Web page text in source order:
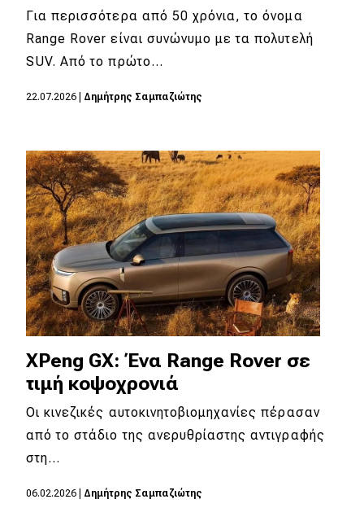
Ελλάδα
Κόσμος
Απόψεις
Test Drive
Δοκιμή
Αποστολή
Συγκρίνουμε
Αγώνες
Formula 1
WRC
Motorsport
Για περισσότερα από 50 χρόνια, το όνομα
Range Rover είναι συνώνυμο με τα πολυτελή
SUV. Από το πρώτο…
22.07.2026 Δημήτρης Σαμπαζιώτης
XPeng GX: Ένα Range Rover σε
τιμή κοψοχρονιά
Οι κινεζικές αυτοκινητοβιομηχανίες πέρασαν
από το στάδιο της ανερυθρίαστης αντιγραφής
στη…
06.02.2026 Δημήτρης Σαμπαζιώτης